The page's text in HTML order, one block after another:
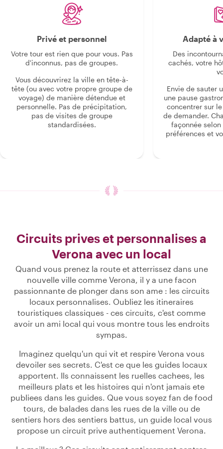
Privé et personnel
Votre tour est rien que pour vous. Pas
d'inconnus, pas de groupes.
Vous découvrirez la ville en tête-à-
tête (ou avec votre propre groupe de
voyage) de manière détendue et
personnelle. Pas de précipitation,
pas de visites de groupe
standardisées.
Adapté à
Des
cachés, votre
Envie de sauter
une pause
concentrer sur
de demander.
façonnée
préférences et
Circuits prives et personnalises a
Verona avec un local
Quand vous prenez la route et atterrissez dans une
nouvelle ville comme Verona, il y a une facon
passionnante de plonger dans son ame : les circuits
locaux personnalises. Oubliez les itineraires
touristiques classiques - ces circuits, c'est comme
avoir un ami local qui vous montre tous les endroits
sympas.
Imaginez quelqu'un qui vit et respire Verona vous
devoiler ses secrets. C'est ce que les guides locaux
apportent. Ils connaissent les ruelles cachees, les
meilleurs plats et les histoires qui n'ont jamais ete
publiees dans les guides. Que vous soyez fan de food
tours, de balades dans les rues de la ville ou de
sentiers hors des sentiers battus, un guide local vous
propose un circuit prive authentiquement Verona.